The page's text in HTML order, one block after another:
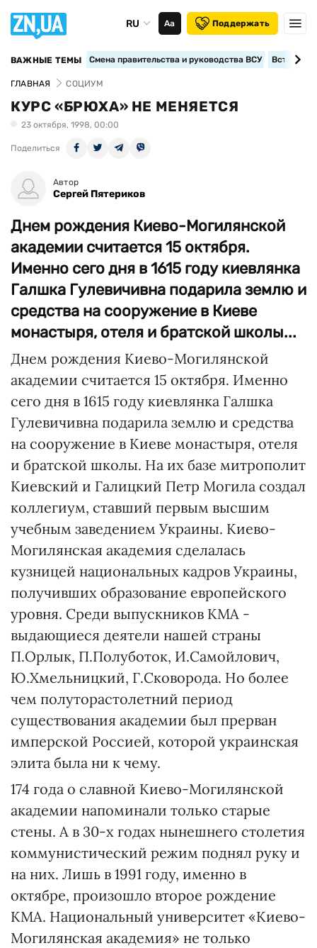
RU Аа Поддержать
ВАЖНЫЕ ТЕМЫ Смена правительства и руководства ВСУ
ГЛАВНАЯ СОЦИУМ
КУРС «БРЮХА» НЕ МЕНЯЕТСЯ
23 октября, 1998, 00:00
Поделиться
Автор
Сергей Пятериков
Днем рождения Киево-Могилянской
академии считается 15 октября.
Именно сего дня в 1615 году киевлянка
Галшка Гулевичивна подарила землю и
средства на сооружение в Киеве
монастыря, отеля и братской школы...
Днем рождения Киево-Могилянской
академии считается 15 октября. Именно
сего дня в 1615 году киевлянка Галшка
Гулевичивна подарила землю и средства
на сооружение в Киеве монастыря, отеля
и братской школы. На их базе митрополит
Киевский и Галицкий Петр Могила создал
коллегиум, ставший первым высшим
учебным заведением Украины. Киево-
Могилянская академия сделалась
кузницей национальных кадров Украины,
получивших образование европейского
уровня. Среди выпускников КМА -
выдающиеся деятели нашей страны
П.Орлык, П.Полуботок, И.Самойлович,
Ю.Хмельницкий, Г.Сковорода. Но более
чем полуторастолетний период
существования академии был прерван
имперской Россией, которой украинская
элита была ни к чему.
174 года о славной Киево-Могилянской
академии напоминали только старые
стены. А в 30-х годах нынешнего столетия
коммунистический режим поднял руку и
на них. Лишь в 1991 году, именно в
октябре, произошло второе рождение
КМА. Национальный университет «Киево-
Могилянская академия» не только